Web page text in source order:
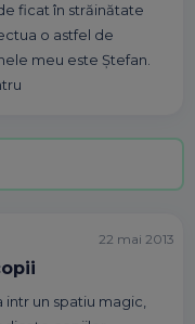
ficat în străinătate
o astfel de
meu este Ştefan.
intr un spatiu magic,
22 mai 2013